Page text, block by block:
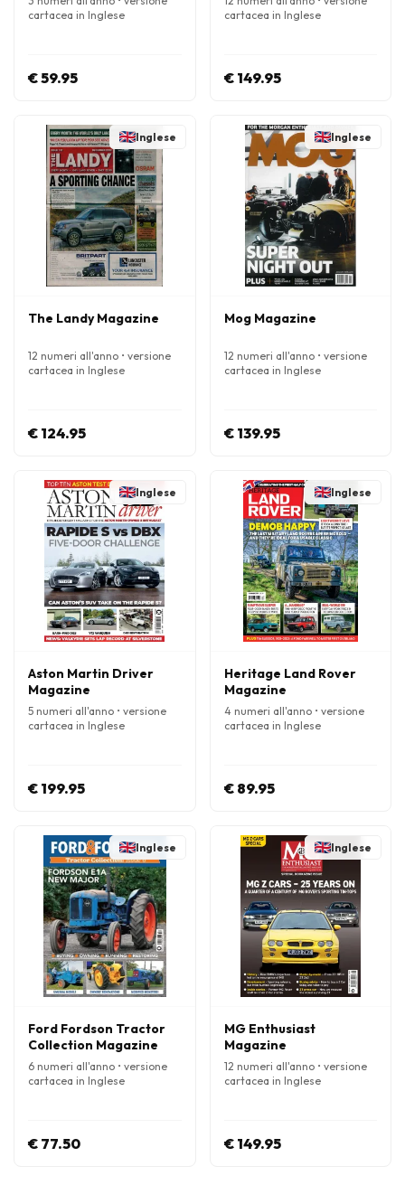
cartacea in Inglese
€ 59.95
cartacea in Inglese
€ 149.95
Inglese
The Landy Magazine
12 numeri all'anno • versione
cartacea in Inglese
€ 124.95
Inglese
Mog Magazine
12 numeri all'anno • versione
cartacea in Inglese
€ 139.95
Inglese
Aston Martin Driver
Magazine
5 numeri all'anno • versione
cartacea in Inglese
€ 199.95
Inglese
Heritage Land Rover
Magazine
4 numeri all'anno • versione
cartacea in Inglese
€ 89.95
Inglese
Ford Fordson Tractor
Collection Magazine
6 numeri all'anno • versione
cartacea in Inglese
€ 77.50
Inglese
MG Enthusiast
Magazine
12 numeri all'anno • versione
cartacea in Inglese
€ 149.95